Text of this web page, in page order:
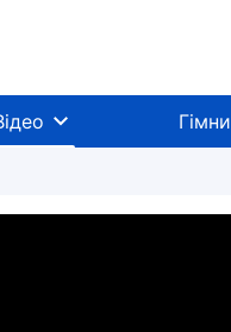
Гімни